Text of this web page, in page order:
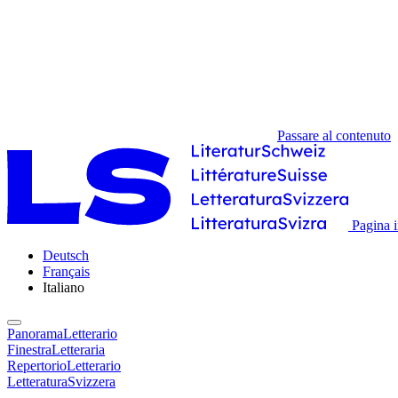
Passare al contenuto
Pagina
Deutsch
Français
Italiano
PanoramaLetterario
FinestraLetteraria
RepertorioLetterario
LetteraturaSvizzera